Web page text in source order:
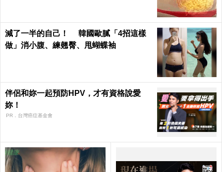
減了一半的自己！ 韓國歐膩「4招這樣
做」消小腹、練翹臀、甩蝴蝶袖
伴侶和妳一起預防HPV，才有資格說愛
妳！
PR．台灣癌症基金會